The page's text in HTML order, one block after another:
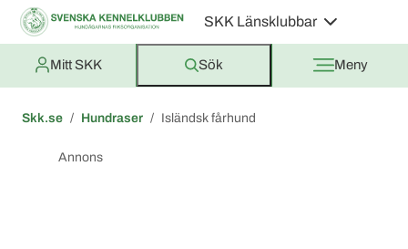
SKK Länsklubbar
Mitt SKK Sök Meny
Skk.se Hundraser Isländsk fårhund
Annons